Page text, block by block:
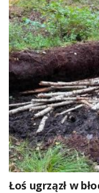
Łoś ugrzązł w